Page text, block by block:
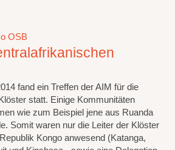
OSB
fand ein Treffen der AIM für die
statt. Einige Kommunitäten
wie zum Beispiel jene aus Ruanda
Somit waren nur die Leiter der Klöster
Kongo anwesend (Katanga,